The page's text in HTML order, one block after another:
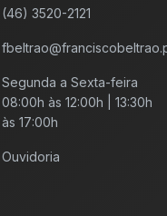
(46) 3520-2121
Segunda a Sexta-feira
08:00h às 12:00h | 13:30h
às 17:00h
Ouvidoria